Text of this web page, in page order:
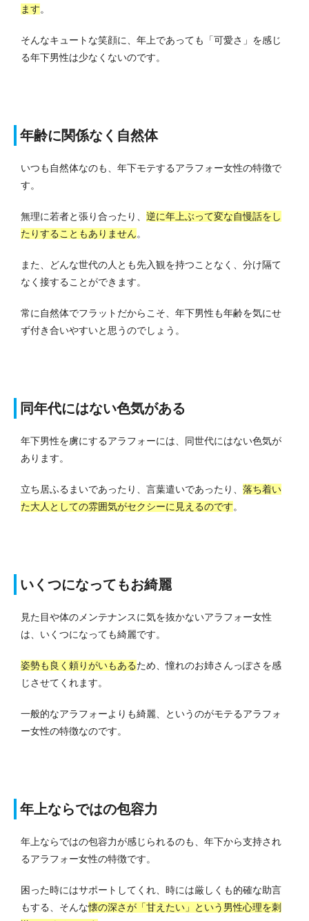
ます。
そんなキュートな笑顔に、年上であっても「可愛さ」を感じ
る年下男性は少なくないのです。
年齢に関係なく自然体
いつも自然体なのも、年下モテするアラフォー女性の特徴で
す。
無理に若者と張り合ったり、 逆に年上ぶって変な自慢話をし
たりすることもありません。
また、どんな世代の人とも先入観を持つことなく、分け隔て
なく接することができます。
常に自然体でフラットだからこそ、年下男性も年齢を気にせ
ず付き合いやすいと思うのでしょう。
同年代にはない色気がある
年下男性を虜にするアラフォーには、同世代にはない色気が
あります。
立ち居ふるまいであったり、言葉遣いであったり、 落ち着い
た大人としての雰囲気がセクシーに見えるのです。
いくつになってもお綺麗
見た目や体のメンテナンスに気を抜かないアラフォー女性
は、いくつになっても綺麗です。
姿勢も良く頼りがいもあるため、憧れのお姉さんっぽさを感
じさせてくれます。
一般的なアラフォーよりも綺麗、というのがモテるアラフォ
ー女性の特徴なのです。
年上ならではの包容力
年上ならではの包容力が感じられるのも、年下から支持され
るアラフォー女性の特徴です。
困った時にはサポートしてくれ、時には厳しくも的確な助言
もする、そんな懐の深さが「甘えたい」という男性心理を刺